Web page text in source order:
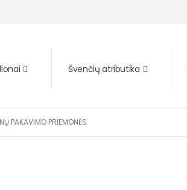
Švenčių atributika
PAKAVIMO PRIEMONĖS